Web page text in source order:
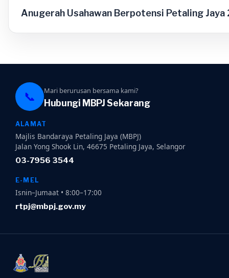
Anugerah Usahawan Berpotensi Petaling Jaya
📞 Mari berurusan bersama kami?
Hubungi MBPJ Sekarang
ALAMAT
Majlis Bandaraya Petaling Jaya (MBPJ)
Jalan Yong Shook Lin, 46675 Petaling Jaya, Selangor
03-7956 3544
E-MEL
Isnin–Jumaat • 8:00–17:00
rtpj@mbpj.gov.my